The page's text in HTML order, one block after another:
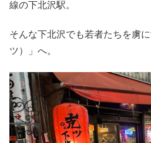
線の下北沢駅。
そんな下北沢でも若者たちを虜
ツ）」へ。